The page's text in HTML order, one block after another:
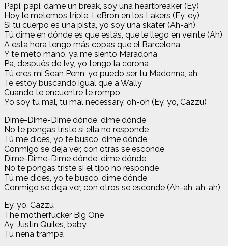
Papi, papi, dame un break, soy una heartbreaker (Ey)
Hoy le metemos triple, LeBron en los Lakers (Ey, ey)
Si tu cuerpo es una pista, yo soy una skater (Ah-ah)
Tú dime en dónde es que estás, que le llego en veinte (Ah)
A esta hora tengo más copas que el Barcelona
Y te meto mano, ya me siento Maradona
Pa, después de Ivy, yo tengo la corona
Tú eres mi Sean Penn, yo puedo ser tu Madonna, ah
Te estoy buscando igual que a Wally
Cuando te encuentre te rompo
Yo soy tu mal, tu mal necessary, oh-oh (Ey, yo, Cazzu)
Dime-Dime-Dime dónde, dime dónde
No te pongas triste si ella no responde
Tú me dices, yo te busco, dime dónde
Conmigo se deja ver, con otras se esconde
Dime-Dime-Dime dónde, dime dónde
No te pongas triste si el tipo no responde
Tú me dices, yo te busco, dime dónde
Conmigo se deja ver, con otros se esconde (Ah-ah, ah-ah)
Ey, yo, Cazzu
The motherfucker Big One
Ay, Justin Quiles, baby
Tu nena trampa